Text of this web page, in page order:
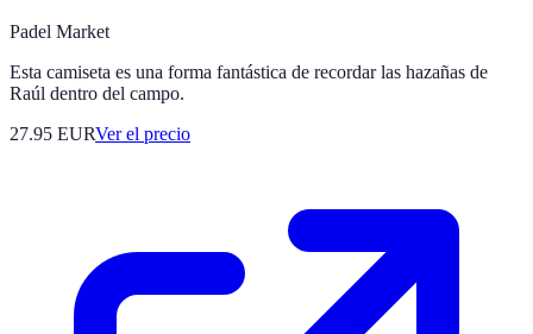
Padel Market
Esta camiseta es una forma fantástica de recordar las hazañas de
Raúl dentro del campo.
27.95 EURVer el precio